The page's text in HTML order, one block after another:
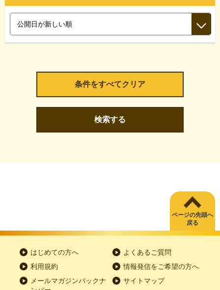
検索する
ページの先頭へ
戻る
はじめての方へ
よくあるご質問
利用規約
情報発信をご希望の方へ
メールマガジンバックナ
サイトマップ